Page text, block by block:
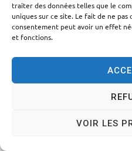
traiter des données telles que le
uniques sur ce site. Le fait de ne
consentement peut avoir un effet
et fonctions.
VOIR LES
Accessibilité Politique
Plan du siteTraitement